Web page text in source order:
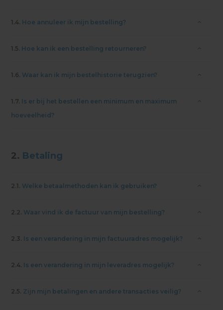
1.4. Hoe annuleer ik mijn bestelling?
1.5. Hoe kan ik een bestelling retourneren?
1.6. Waar kan ik mijn bestelhistorie terugzien?
1.7. Is er bij het bestellen een minimum en maximum
hoeveelheid?
2. Betaling
2.1. Welke betaalmethoden kan ik gebruiken?
2.2. Waar vind ik de factuur van mijn bestelling?
2.3. Is een verandering in mijn factuuradres mogelijk?
2.4. Is een verandering in mijn leveradres mogelijk?
2.5. Zijn mijn betalingen en andere transacties veilig?